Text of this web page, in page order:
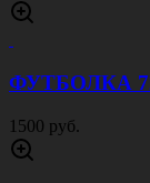
ФУТБОЛКА
1500 руб.